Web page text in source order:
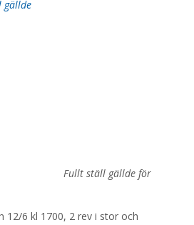
gällde för
12/6 kl 1700, 2 rev i stor och